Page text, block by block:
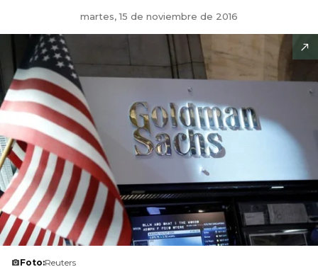
martes, 15 de noviembre de 2016
Foto:Reuters